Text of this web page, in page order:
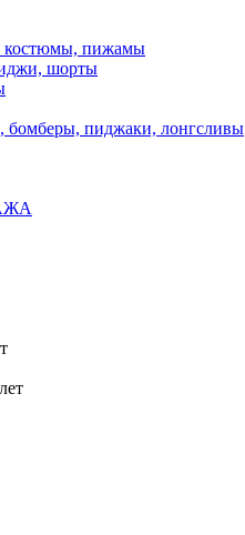
костюмы, пижамы
шорты
бомберы, пиджаки, лонгсливы